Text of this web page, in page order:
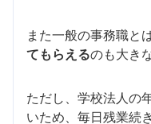
また一般の事務職と
てもらえるのも大き
ただし、学校法人の
いため、毎日残業続